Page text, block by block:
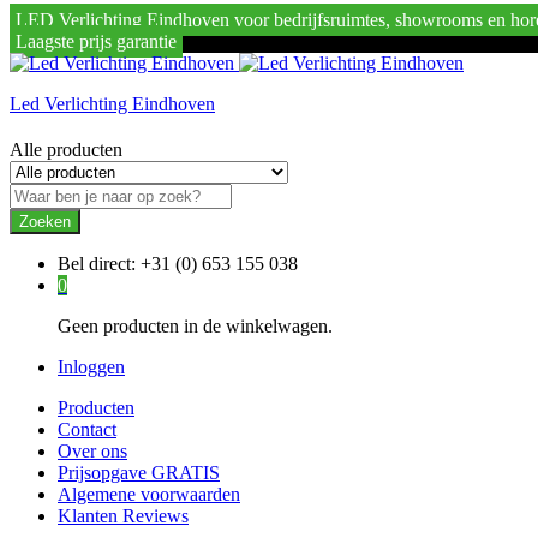
LED Verlichting Eindhoven voor bedrijfsruimtes, showrooms en
Laagste prijs garantie
Led Verlichting Eindhoven
Alle producten
Zoeken
Bel direct: +31 (0) 653 155 038
0
Geen producten in de winkelwagen.
Inloggen
Producten
Contact
Over ons
Prijsopgave GRATIS
Algemene voorwaarden
Klanten Reviews